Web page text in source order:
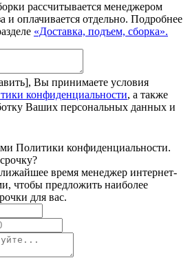
рассчитывается менеджером
и оплачивается отдельно. Подробнее
«Доставка, подъем, сборка».
Вы принимаете условия
конфиденциальности, а также
Ваших персональных данных и
Политики конфиденциальности.
время менеджер интернет-
чтобы предложить наиболее
для вас.